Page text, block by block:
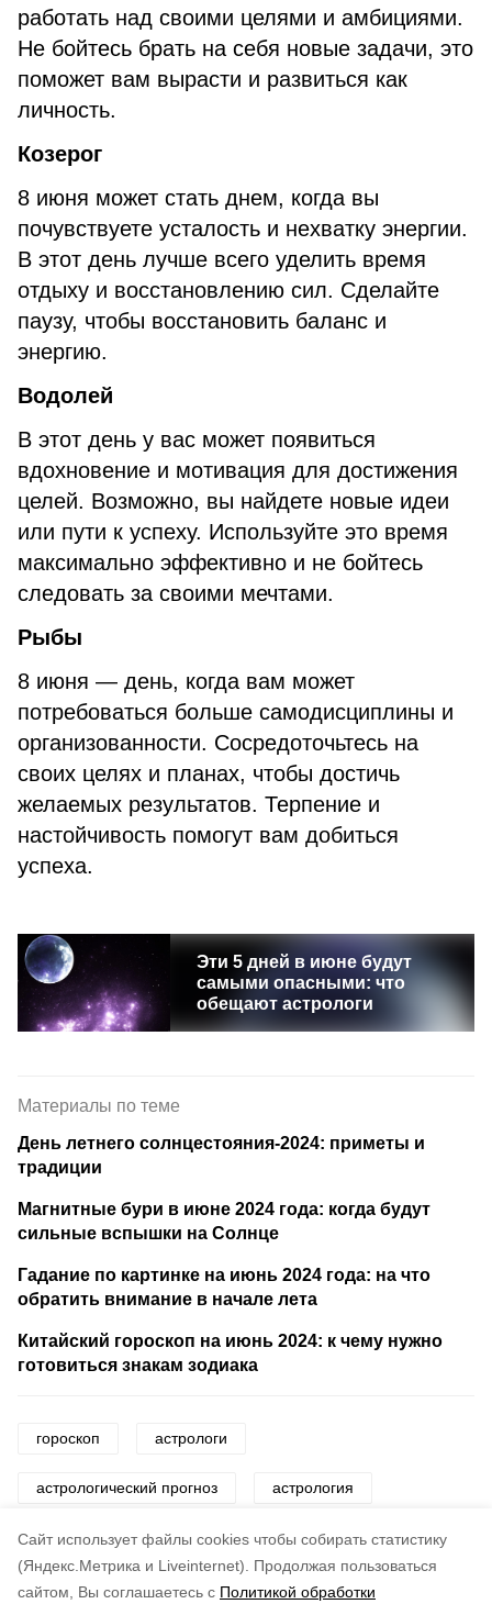
Cайт использует файлы cookies чтобы собирать статистику
(Яндекс.Метрика и Liveinternet).
Продолжая пользоваться
сайтом, Вы соглашаетесь с Политикой обработки
работать над своими целями и амбициями.
Не бойтесь брать на себя новые задачи, это
поможет вам вырасти и развиться как
личность.
Козерог
8 июня может стать днем, когда вы
почувствуете усталость и нехватку энергии.
В этот день лучше всего уделить время
отдыху и восстановлению сил. Сделайте
паузу, чтобы восстановить баланс и
энергию.
Водолей
В этот день у вас может появиться
вдохновение и мотивация для достижения
целей. Возможно, вы найдете новые идеи
или пути к успеху. Используйте это время
максимально эффективно и не бойтесь
следовать за своими мечтами.
Рыбы
8 июня — день, когда вам может
потребоваться больше самодисциплины и
организованности. Сосредоточьтесь на
своих целях и планах, чтобы достичь
желаемых результатов. Терпение и
настойчивость помогут вам добиться
успеха.
Эти 5 дней в июне будут
самыми опасными: что
обещают астрологи
Материалы по теме
День летнего солнцестояния-2024: приметы и
традиции
Магнитные бури в июне 2024 года: когда будут
сильные вспышки на Солнце
Гадание по картинке на июнь 2024 года: на что
обратить внимание в начале лета
Китайский гороскоп на июнь 2024: к чему нужно
готовиться знакам зодиака
гороскоп астрологи
астрологический прогноз астрология
знаки зодиака звезды